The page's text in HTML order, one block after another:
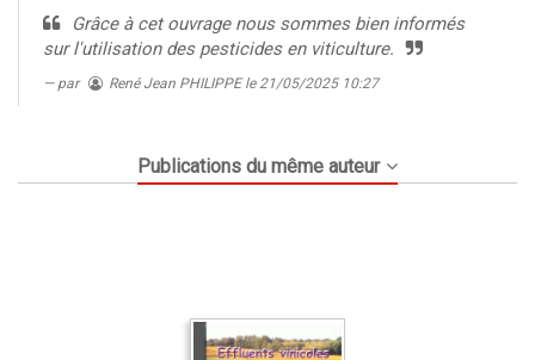
Grâce à cet ouvrage nous sommes bien informés
sur l'utilisation des pesticides en viticulture.
par René Jean PHILIPPEle 21/05/2025 10:27
Publications du même auteur